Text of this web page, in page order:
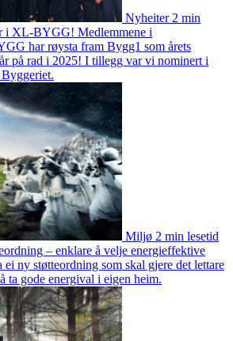
Nyheiter 2 min
i XL-BYGG! Medlemmene i
har røysta fram Bygg1 som årets
på rad i 2025! I tillegg var vi nominert i
Miljø 2 min lesetid
– enklare å velje energieffektive
ny støtteordning som skal gjere det lettare
ta gode energival i eigen heim.